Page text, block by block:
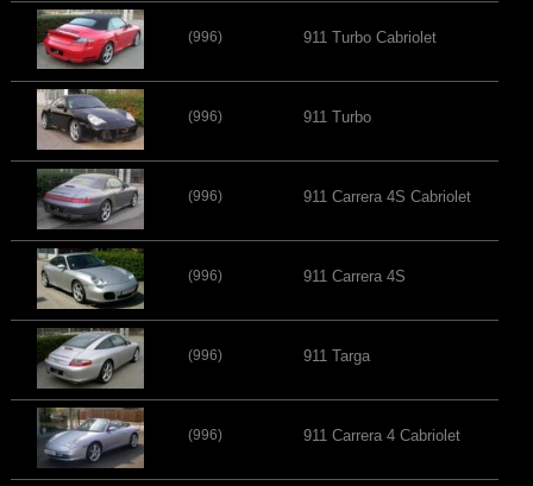
(996) 911 Turbo Cabriolet
(996) 911 Turbo
(996) 911 Carrera 4S Cabriolet
(996) 911 Carrera 4S
(996) 911 Targa
(996) 911 Carrera 4 Cabriolet